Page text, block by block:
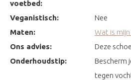
voetbed:
Veganistisch:
Nee
Maten:
Wat is
Ons advies:
Deze
Onderhoudstip:
Bescherm
tegen